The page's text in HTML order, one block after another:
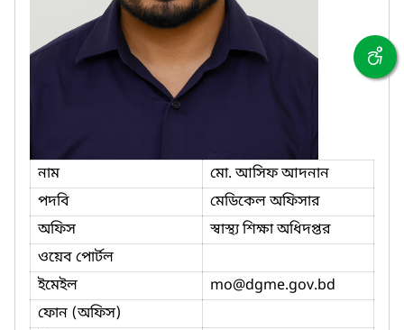
নাম
মো. আসিফ আদনান
পদবি
মেডিকেল অফিসার
অফিস
স্বাস্থ্য শিক্ষা অধিদপ্তর
ওয়েব পোর্টল
ইমেইল
mo@dgme.gov.bd
ফোন (অফিস)